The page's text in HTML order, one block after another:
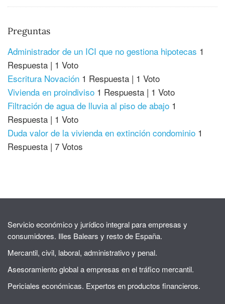
Preguntas
Administrador de un ICI que no gestiona hipotecas 1
Respuesta | 1 Voto
Escritura Novación 1 Respuesta | 1 Voto
Vivienda en proindiviso 1 Respuesta | 1 Voto
Filtración de agua de lluvia al piso de abajo 1
Respuesta | 1 Voto
Duda valor de la vivienda en extinción condominio 1
Respuesta | 7 Votos
Servicio económico y jurídico integral para empresas y
consumidores. Illes Balears y resto de España.
Mercantil, civil, laboral, administrativo y penal.
Asesoramiento global a empresas en el tráfico mercantil.
Periciales económicas. Expertos en productos financieros.